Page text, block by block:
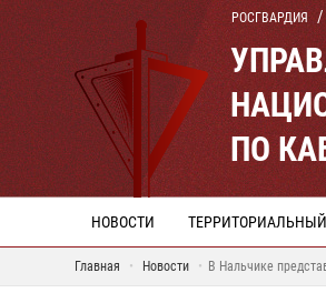
РОСГВАРДИЯ
ПО
НОВОСТИ
Главная Новости В Нальчике